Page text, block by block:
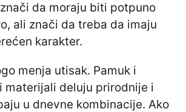
da moraju biti potpuno
ali znači da treba da imaju
karakter.
menja utisak. Pamuk i
materijali deluju prirodnije i
u dnevne kombinacije. Ako